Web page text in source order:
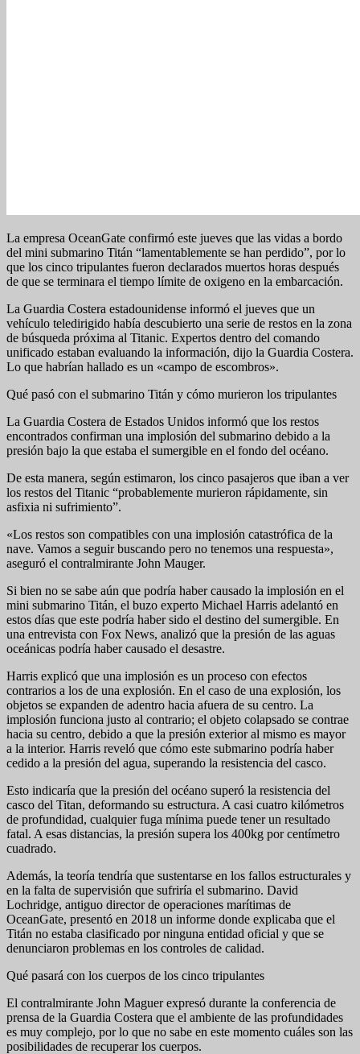
La empresa OceanGate confirmó este jueves que las vidas a bordo
del mini submarino Titán “lamentablemente se han perdido”, por lo
que los cinco tripulantes fueron declarados muertos horas después
de que se terminara el tiempo límite de oxigeno en la embarcación.
La Guardia Costera estadounidense informó el jueves que un
vehículo teledirigido había descubierto una serie de restos en la zona
de búsqueda próxima al Titanic. Expertos dentro del comando
unificado estaban evaluando la información, dijo la Guardia Costera.
Lo que habrían hallado es un «campo de escombros».
Qué pasó con el submarino Titán y cómo murieron los tripulantes
La Guardia Costera de Estados Unidos informó que los restos
encontrados confirman una implosión del submarino debido a la
presión bajo la que estaba el sumergible en el fondo del océano.
De esta manera, según estimaron, los cinco pasajeros que iban a ver
los restos del Titanic “probablemente murieron rápidamente, sin
asfixia ni sufrimiento”.
«Los restos son compatibles con una implosión catastrófica de la
nave. Vamos a seguir buscando pero no tenemos una respuesta»,
aseguró el contralmirante John Mauger.
Si bien no se sabe aún que podría haber causado la implosión en el
mini submarino Titán, el buzo experto Michael Harris adelantó en
estos días que este podría haber sido el destino del sumergible. En
una entrevista con Fox News, analizó que la presión de las aguas
oceánicas podría haber causado el desastre.
Harris explicó que una implosión es un proceso con efectos
contrarios a los de una explosión. En el caso de una explosión, los
objetos se expanden de adentro hacia afuera de su centro. La
implosión funciona justo al contrario; el objeto colapsado se contrae
hacia su centro, debido a que la presión exterior al mismo es mayor
a la interior. Harris reveló que cómo este submarino podría haber
cedido a la presión del agua, superando la resistencia del casco.
Esto indicaría que la presión del océano superó la resistencia del
casco del Titan, deformando su estructura. A casi cuatro kilómetros
de profundidad, cualquier fuga mínima puede tener un resultado
fatal. A esas distancias, la presión supera los 400kg por centímetro
cuadrado.
Además, la teoría tendría que sustentarse en los fallos estructurales y
en la falta de supervisión que sufriría el submarino. David
Lochridge, antiguo director de operaciones marítimas de
OceanGate, presentó en 2018 un informe donde explicaba que el
Titán no estaba clasificado por ninguna entidad oficial y que se
denunciaron problemas en los controles de calidad.
Qué pasará con los cuerpos de los cinco tripulantes
El contralmirante John Maguer expresó durante la conferencia de
prensa de la Guardia Costera que el ambiente de las profundidades
es muy complejo, por lo que no sabe en este momento cuáles son las
posibilidades de recuperar los cuerpos.